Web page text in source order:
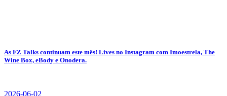
As FZ Talks continuam este mês! Lives no Instagram com Imoestrela, The
Wine Box, eBody e Onodera.
2026-06-02